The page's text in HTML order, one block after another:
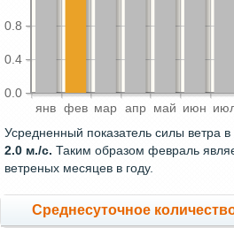
янв фев мар апр май июн
0.0
0.4
0.8
Усредненный показатель силы ветра
2.0 м./с. Таким образом февраль
ветреных месяцев в году.
Среднесуточное